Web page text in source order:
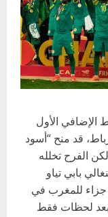
الأول
قد منح “أسود
الفرح تخلله
بابي تياو
جزاء للمغرب في
بعد لحظات فقط